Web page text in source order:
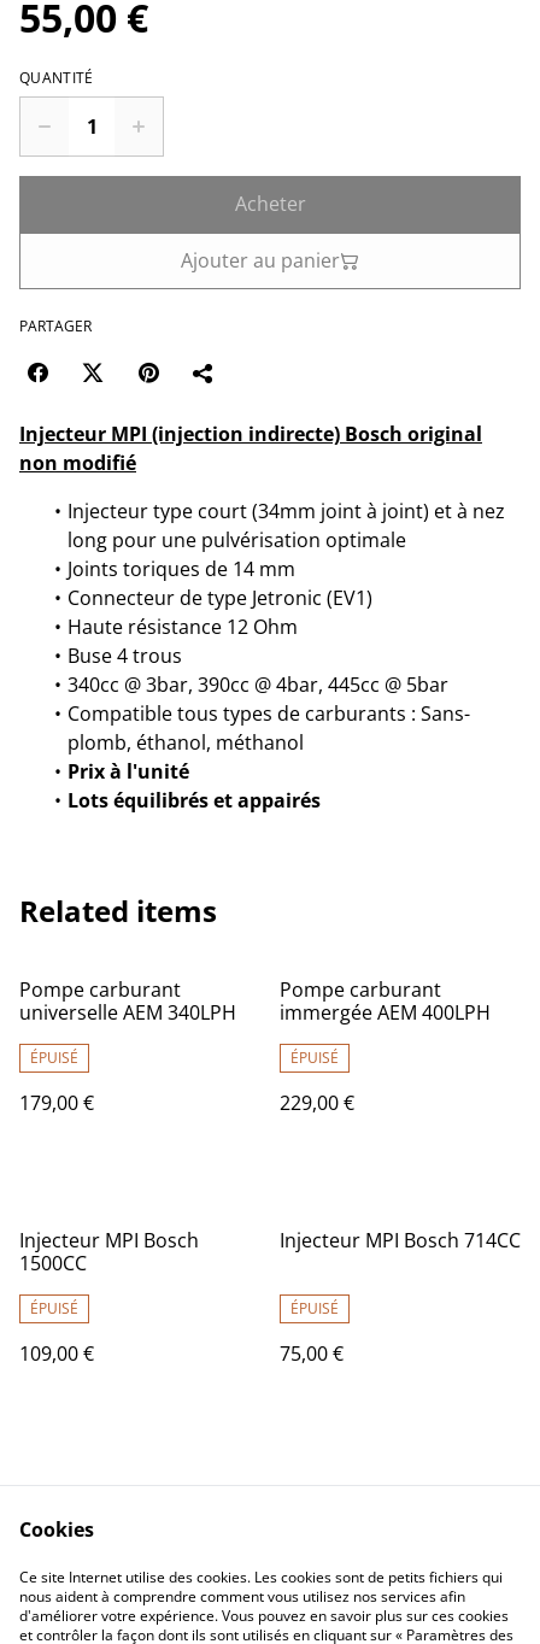
55,00 €
QUANTITÉ
Acheter
Ajouter au panier
PARTAGER
Injecteur MPI (injection indirecte) Bosch original
non modifié
Injecteur type court (34mm joint à joint) et à nez
long pour une pulvérisation optimale
Joints toriques de 14 mm
Connecteur de type Jetronic (EV1)
Haute résistance 12 Ohm
Buse 4 trous
340cc @ 3bar, 390cc @ 4bar, 445cc @ 5bar
Compatible tous types de carburants : Sans-
plomb, éthanol, méthanol
Prix à l'unité
Lots équilibrés et appairés
Related items
Pompe carburant
universelle AEM 340LPH
ÉPUISÉ
179,00 €
Pompe carburant
immergée AEM 400LPH
ÉPUISÉ
229,00 €
Injecteur MPI Bosch
1500CC
ÉPUISÉ
109,00 €
Injecteur MPI Bosch 714CC
ÉPUISÉ
75,00 €
Nous contacter
CGV
Confidentialité
Cookies
Cookies
Ce site Internet utilise des cookies. Les cookies sont de petits fichiers qui
nous aident à comprendre comment vous utilisez nos services afin
d'améliorer votre expérience. Vous pouvez en savoir plus sur ces cookies
et contrôler la façon dont ils sont utilisés en cliquant sur « Paramètres des